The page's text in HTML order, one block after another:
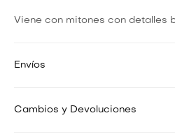
Viene con mitones con detalles
Envíos
Cambios y Devoluciones